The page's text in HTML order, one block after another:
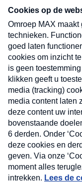
nieuwsbrief. Elke
uw mailbox.
Nieuwsbrief
Neem hier een
nieuwsbrief. Elke